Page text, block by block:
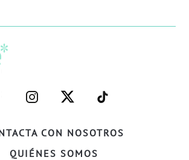
CON NOSOTROS
QUIÉNES SOMOS
–
INSTAGRAM–
–
TWITTER–
–
WELIFE–